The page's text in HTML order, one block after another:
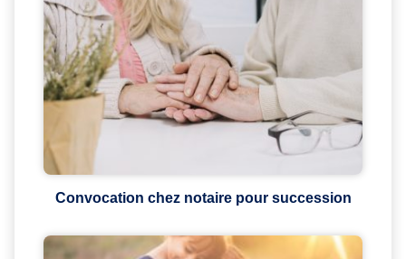
Convocation chez notaire pour succession